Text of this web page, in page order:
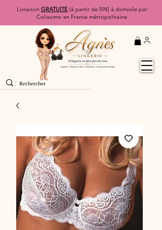
Livraison GRATUITE(à partir de 59€) à domicile par
Colissimo en France métropolitaine